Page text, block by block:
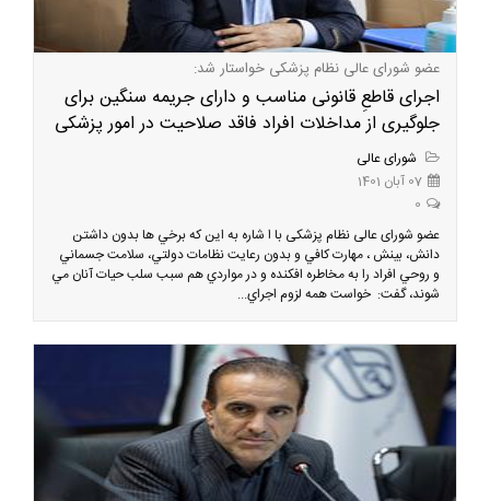
عضو شورای عالی نظام پزشکی خواستار شد:
اجرای قاطعِ قانونی مناسب و دارای جریمه سنگین برای
جلوگیری از مداخلات افراد فاقد صلاحیت در امور پزشکی
شورای عالی
07 آبان 1401
0
عضو شورای عالی نظام پزشکی با ا شاره به این که برخي ها بدون داشتن
دانش، بينش ، مهارت كافي و بدون رعايت نظامات دولتي، سلامت جسماني
و روحي افراد را به مخاطره افكنده و در مواردي هم سبب سلب حيات آنان مي
شوند، گفت: خواست همه لزوم اجراي...